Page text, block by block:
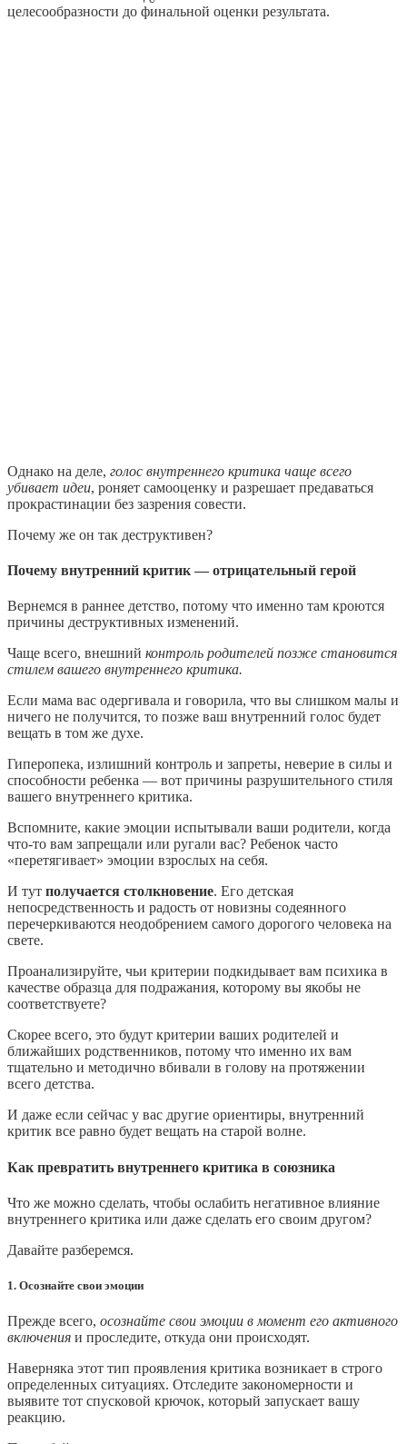
целесообразности до финальной оценки результата.
Однако на деле, голос внутреннего критика чаще всего
убивает идеи, роняет самооценку и разрешает предаваться
прокрастинации без зазрения совести.
Почему же он так деструктивен?
Почему внутренний критик — отрицательный герой
Вернемся в раннее детство, потому что именно там кроются
причины деструктивных изменений.
Чаще всего, внешний контроль родителей позже становится
стилем вашего внутреннего критика.
Если мама вас одергивала и говорила, что вы слишком малы и
ничего не получится, то позже ваш внутренний голос будет
вещать в том же духе.
Гиперопека, излишний контроль и запреты, неверие в силы и
способности ребенка — вот причины разрушительного стиля
вашего внутреннего критика.
Вспомните, какие эмоции испытывали ваши родители, когда
что-то вам запрещали или ругали вас? Ребенок часто
«перетягивает» эмоции взрослых на себя.
И тут получается столкновение. Его детская
непосредственность и радость от новизны содеянного
перечеркиваются неодобрением самого дорогого человека на
свете.
Проанализируйте, чьи критерии подкидывает вам психика в
качестве образца для подражания, которому вы якобы не
соответствуете?
Скорее всего, это будут критерии ваших родителей и
ближайших родственников, потому что именно их вам
тщательно и методично вбивали в голову на протяжении
всего детства.
И даже если сейчас у вас другие ориентиры, внутренний
критик все равно будет вещать на старой волне.
Как превратить внутреннего критика в союзника
Что же можно сделать, чтобы ослабить негативное влияние
внутреннего критика или даже сделать его своим другом?
Давайте разберемся.
1. Осознайте свои эмоции
Прежде всего, осознайте свои эмоции в момент его активного
включения и проследите, откуда они происходят.
Наверняка этот тип проявления критика возникает в строго
определенных ситуациях. Отследите закономерности и
выявите тот спусковой крючок, который запускает вашу
реакцию.